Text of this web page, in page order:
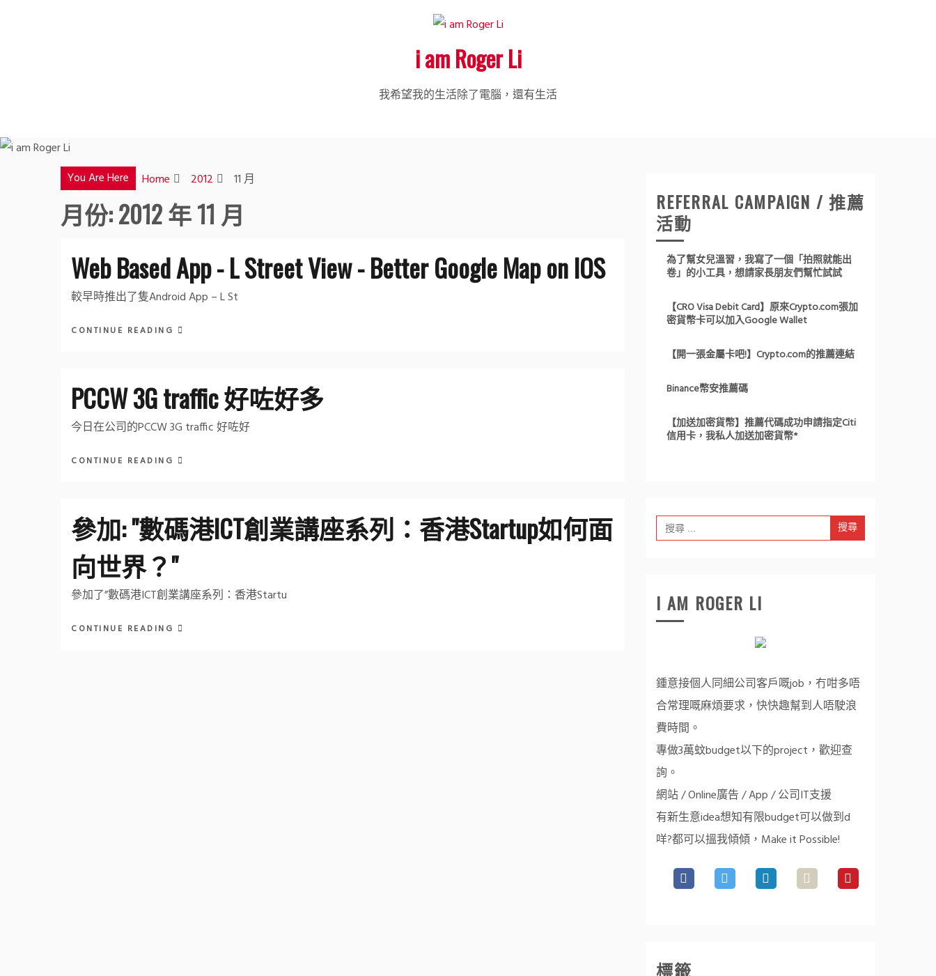
i am Roger Li
我希望我的生活除了電腦，還有生活
You Are Here Home 2012 11 月
月份:2012 年 11 月
Web Based App - L Street View - Better Google Map on IOS
較早時推出了隻Android App – L St
CONTINUE READING
PCCW 3G traffic 好咗好多
今日在公司的PCCW 3G traffic 好咗好
CONTINUE READING
參加: "數碼港ICT創業講座系列：香港Startup如何面
向世界？"
參加了”數碼港ICT創業講座系列：香港Startu
CONTINUE READING
REFERRAL CAMPAIGN / 推薦
活動
為了幫女兒溫習，我寫了一個「拍照就能出
卷」的小工具，想請家長朋友們幫忙試試
【CRO Visa Debit Card】原來Crypto.com張加
密貨幣卡可以加入Google Wallet
【開一張金屬卡吧!】Crypto.com的推薦連結
Binance幣安推薦碼
【加送加密貨幣】推薦代碼成功申請指定Citi
信用卡，我私人加送加密貨幣*
Search
for:
I AM ROGER LI
鍾意接個人同細公司客戶嘅job，冇咁多唔
合常理嘅麻煩要求，快快趣幫到人唔駛浪
費時間。
專做3萬蚊budget以下的project，歡迎查
詢。
網站 / Online廣告 / App / 公司IT支援
有新生意idea想知有限budget可以做到d
咩?都可以搵我傾傾，Make it Possible!
標籤